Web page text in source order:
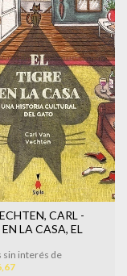
CARL -
LA CASA, EL
sin interés de